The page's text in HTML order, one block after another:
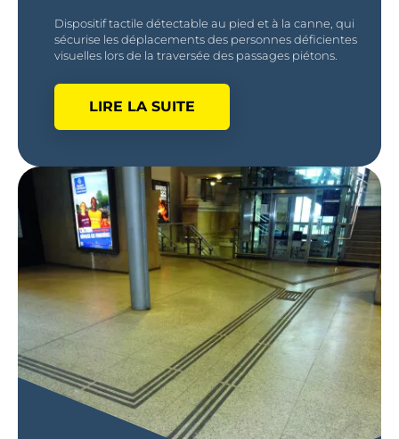
Dispositif tactile détectable au pied et à la canne, qui
sécurise les déplacements des personnes déficientes
visuelles lors de la traversée des passages piétons.
LIRE LA SUITE